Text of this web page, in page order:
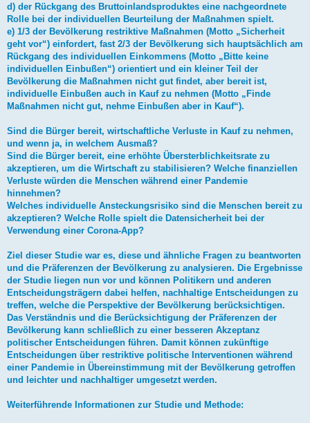
d) der Rückgang des Bruttoinlandsproduktes eine nachgeordnete
Rolle bei der individuellen Beurteilung der Maßnahmen spielt.
e) 1/3 der Bevölkerung restriktive Maßnahmen (Motto „Sicherheit
geht vor“) einfordert, fast 2/3 der Bevölkerung sich hauptsächlich am
Rückgang des individuellen Einkommens (Motto „Bitte keine
individuellen Einbußen“) orientiert und ein kleiner Teil der
Bevölkerung die Maßnahmen nicht gut findet, aber bereit ist,
individuelle Einbußen auch in Kauf zu nehmen (Motto „Finde
Maßnahmen nicht gut, nehme Einbußen aber in Kauf“).
Sind die Bürger bereit, wirtschaftliche Verluste in Kauf zu nehmen,
und wenn ja, in welchem Ausmaß?
Sind die Bürger bereit, eine erhöhte Übersterblichkeitsrate zu
akzeptieren, um die Wirtschaft zu stabilisieren? Welche finanziellen
Verluste würden die Menschen während einer Pandemie
hinnehmen?
Welches individuelle Ansteckungsrisiko sind die Menschen bereit zu
akzeptieren? Welche Rolle spielt die Datensicherheit bei der
Verwendung einer Corona-App?
Ziel dieser Studie war es, diese und ähnliche Fragen zu beantworten
und die Präferenzen der Bevölkerung zu analysieren. Die Ergebnisse
der Studie liegen nun vor und können Politikern und anderen
Entscheidungsträgern dabei helfen, nachhaltige Entscheidungen zu
treffen, welche die Perspektive der Bevölkerung berücksichtigen.
Das Verständnis und die Berücksichtigung der Präferenzen der
Bevölkerung kann schließlich zu einer besseren Akzeptanz
politischer Entscheidungen führen. Damit können zukünftige
Entscheidungen über restriktive politische Interventionen während
einer Pandemie in Übereinstimmung mit der Bevölkerung getroffen
und leichter und nachhaltiger umgesetzt werden.
Weiterführende Informationen zur Studie und Methode: